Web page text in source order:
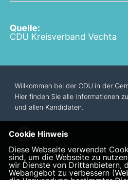
Quelle:
CDU Kreisverband Vechta
Willkommen bei der CDU in der
Hier finden Sie alle Informationen
und allen Kandidaten.
Cookie Hinweis
Diese Webseite verwendet
sind, um die Webseite zu
wir Dienste von Drittanbietern,
Webangebot zu verbessern